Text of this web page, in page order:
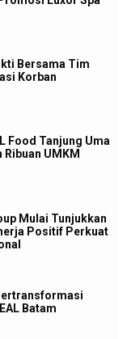
Bersama Tim
Korban
Food Tanjung Uma
UMKM
Mulai Tunjukkan
Positif Perkuat
Batam